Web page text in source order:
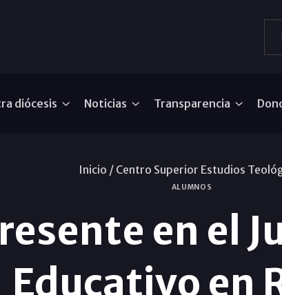
diócesis Noticias Transparencia
Inicio / Centro Superior Estudios
ALUMNOS
en el
Educativo en